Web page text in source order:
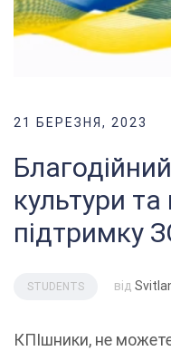
21 БЕРЕЗНЯ, 2023
культури
підтримку
STUDENTS від
КПІшники, не